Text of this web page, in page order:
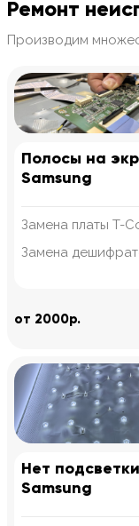
Ремонт
Производим
Полосы на
Samsung
Замена платы T-
Замена
от 2000р.
Нет подсветки
Samsung